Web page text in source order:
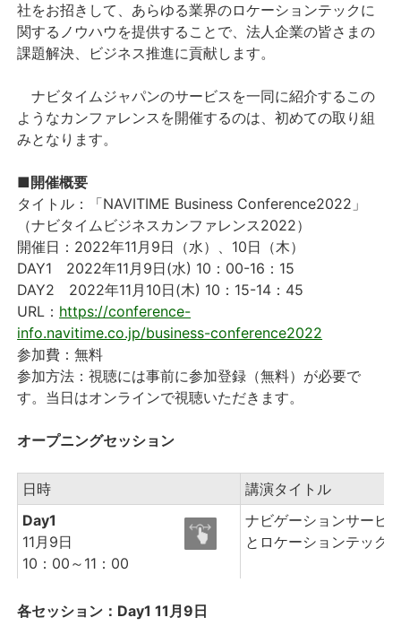
社をお招きして、あらゆる業界のロケーションテックに
関するノウハウを提供することで、法人企業の皆さまの
課題解決、ビジネス推進に貢献します。
ナビタイムジャパンのサービスを一同に紹介するこの
ようなカンファレンスを開催するのは、初めての取り組
みとなります。
■開催概要
タイトル：「NAVITIME Business Conference2022」
（ナビタイムビジネスカンファレンス2022）
開催日：2022年11月9日（水）、10日（木）
DAY1 2022年11月9日(水) 10：00-16：15
DAY2 2022年11月10日(木) 10：15-14：45
URL： https://conference-
info.navitime.co.jp/business-conference2022
参加費：無料
参加方法：視聴には事前に参加登録（無料）が必要で
す。当日はオンラインで視聴いただきます。
オープニングセッション
日時
講演タイトル
Day1
11月9日
10：00～11：00
ナビゲーションサービ
とロケーションテック
各セッション：Day1 11月9日